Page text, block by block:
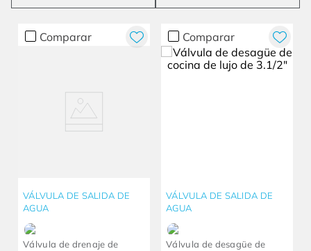
Comparar
VÁLVULA DE SALIDA DE
AGUA
Válvula de drenaje de
Comparar
VÁLVULA DE SALIDA DE
AGUA
Válvula de desagüe de